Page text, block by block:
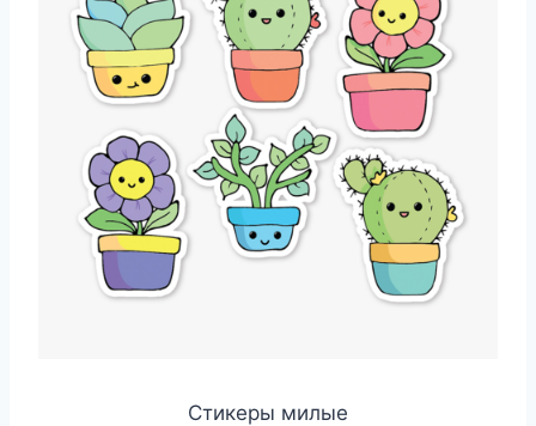
Стикеры милые